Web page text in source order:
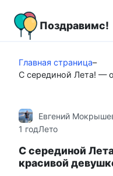
контенту
Поздравимс!
Главная страница–
С серединой Лета! —
Евгений
1 годЛето
С серединой
красивой